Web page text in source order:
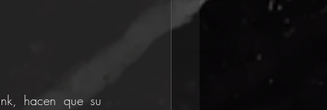
hacen que su